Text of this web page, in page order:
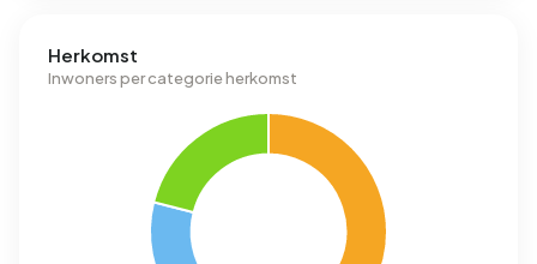
Herkomst
Inwoners per categorie herkomst